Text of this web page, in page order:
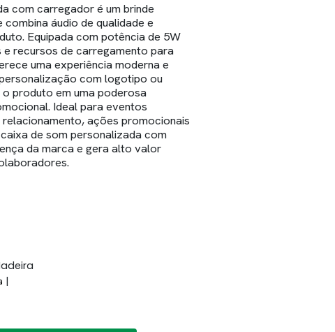
com carregador é um brinde
áudio de qualidade e
Equipada com potência de 5W
recursos de carregamento para
uma experiência moderna e
com logotipo ou
produto em uma poderosa
Ideal para eventos
ações promocionais
de som personalizada com
da marca e gera alto valor
|